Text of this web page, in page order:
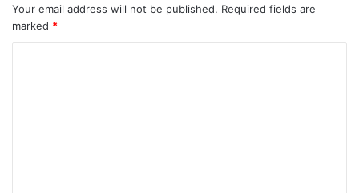
Menarik membaca buku *“Democracy for Sale”*
(Demokrasi Untuk Dijual), ditulis oleh Ward Berenschot,
Your email address will not be published. Required fields are
marked *